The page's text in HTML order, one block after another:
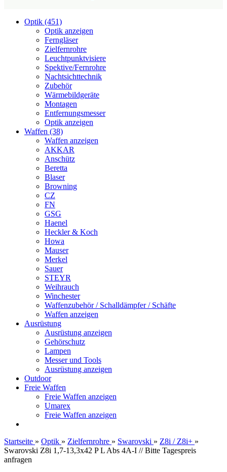
Optik (451)
Optik anzeigen
Ferngläser
Zielfernrohre
Leuchtpunktvisiere
Spektive/Fernrohre
Nachtsichttechnik
Zubehör
Wärmebildgeräte
Montagen
Entfernungsmesser
Optik anzeigen
Waffen (38)
Waffen anzeigen
AKKAR
Anschütz
Beretta
Blaser
Browning
CZ
FN
GSG
Haenel
Heckler & Koch
Howa
Mauser
Merkel
Sauer
STEYR
Weihrauch
Winchester
Waffenzubehör / Schalldämpfer / Schäfte
Waffen anzeigen
Ausrüstung
Ausrüstung anzeigen
Gehörschutz
Lampen
Messer und Tools
Ausrüstung anzeigen
Outdoor
Freie Waffen
Freie Waffen anzeigen
Umarex
Freie Waffen anzeigen
Startseite » Optik » Zielfernrohre » Swarovski » Z8i / Z8i+ »
Swarovski Z8i 1,7-13,3x42 P L Abs 4A-I // Bitte Tagespreis
anfragen